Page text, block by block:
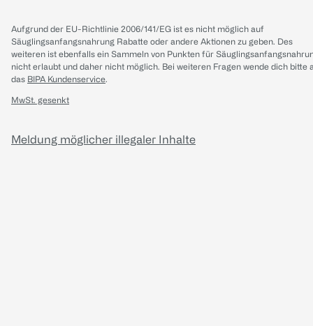
Aufgrund der EU-Richtlinie 2006/141/EG ist es nicht möglich auf
Säuglingsanfangsnahrung Rabatte oder andere Aktionen zu geben. Des
weiteren ist ebenfalls ein Sammeln von Punkten für
nicht erlaubt und daher nicht möglich. Bei weiteren Fragen wende dich bitte
das BIPA Kundenservice.
MwSt. gesenkt
Meldung möglicher illegaler Inhalte